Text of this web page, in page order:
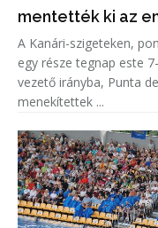
mentették ki az
A Kanári-szigeteken,
egy része tegnap este
vezető irányba, Punta de Teno felé.
menekítettek ...